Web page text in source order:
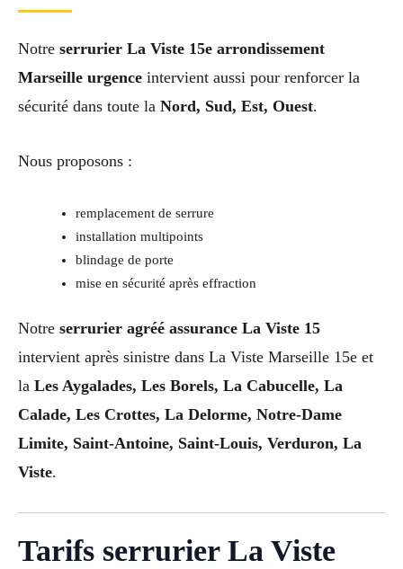
Notre serrurier La Viste 15e arrondissement
Marseille urgence intervient aussi pour renforcer la
sécurité dans toute la Nord, Sud, Est, Ouest.
Nous proposons :
remplacement de serrure
installation multipoints
blindage de porte
mise en sécurité après effraction
Notre serrurier agréé assurance La Viste 15
intervient après sinistre dans La Viste Marseille 15e et
la Les Aygalades, Les Borels, La Cabucelle, La
Calade, Les Crottes, La Delorme, Notre-Dame
Limite, Saint-Antoine, Saint-Louis, Verduron, La
Viste.
Tarifs serrurier La Viste